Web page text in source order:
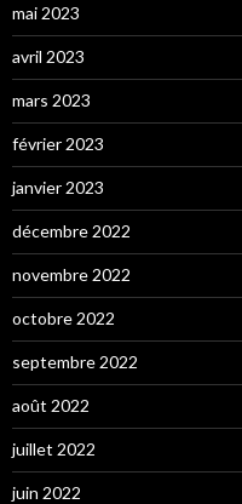
mai 2023
avril 2023
mars 2023
février 2023
janvier 2023
décembre 2022
novembre 2022
octobre 2022
septembre 2022
août 2022
juillet 2022
juin 2022